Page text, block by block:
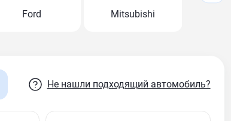
Ford Mitsubishi
Не нашли подходящий автомобиль?